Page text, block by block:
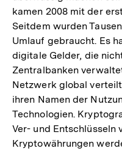
kamen 2008 mit der
Seitdem wurden
Umlauf gebraucht. Es
digitale Gelder, die
Zentralbanken
Netzwerk global
ihren Namen der
Technologien.
Ver- und Entschlüsseln
Kryptowährungen